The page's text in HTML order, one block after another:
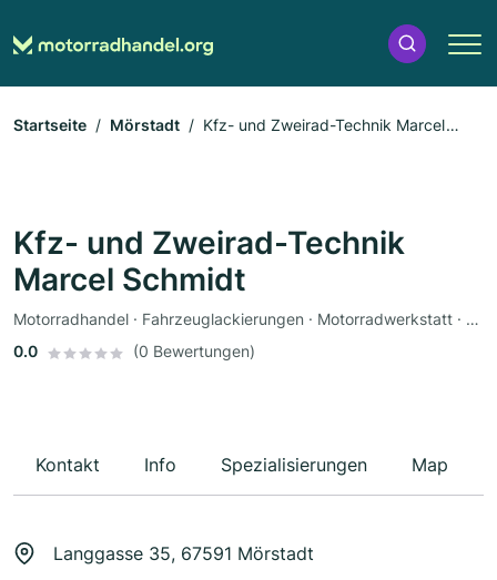
Startseite Mörstadt
Kfz- und Zweirad-Technik Marcel
Kfz- und Zweirad-Technik
Marcel Schmidt
Motorradhandel · Fahrzeuglackierungen · Motorradwerkstatt · Werkstatt · Ersatzteile · Motorradzubehör · Bekleidungsgeschäft · Motorradservice
0.0
(0 Bewertungen)
Kontakt Info Spezialisierungen Map
Langgasse 35, 67591 Mörstadt